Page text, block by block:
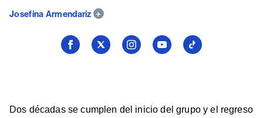
Josefina Armendariz
Seguí
Seguí
Seguí
Seguí
Seguí
Dos décadas se cumplen del inicio del grupo y el regreso